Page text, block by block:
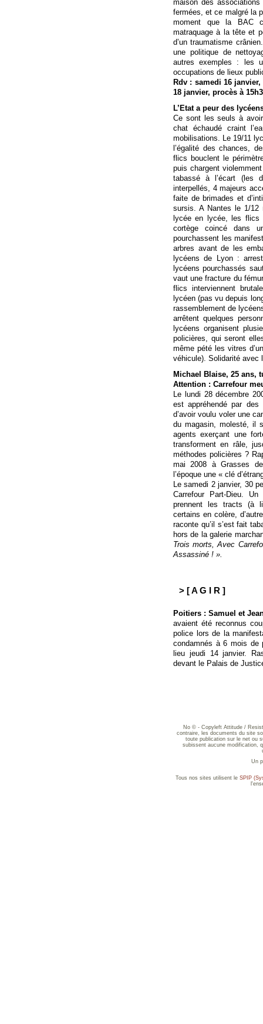
maison des
fermées, et ce malgré la
moment que la BAC
matraquage à la tête et
d’un traumatisme
une politique de
autres exemples : les
occupations de lieux
Rdv : samedi 16
18 janvier, procès à
L’Etat a peur des
Ce sont les seuls à
chat échaudé craint
mobilisations. Le 19/11
l’égalité des chances,
flics bouclent le
puis chargent
tabassé à l’écart (les
interpellés, 4 majeurs
faite de brimades et
sursis. A Nantes le 1/12
lycée en lycée, les flics
cortège coincé dans
pourchassent les
arbres avant de les
lycéens de Lyon :
lycéens pourchassés
vaut une fracture du
flics interviennent
lycéen (pas vu depuis
rassemblement de
arrêtent quelques
lycéens organisent
policières, qui seront
même pété les vitres
véhicule). Solidarité avec
Michael Blaise, 25 ans,
Attention : Carrefour
Le lundi 28 décembre
est appréhendé par
d’avoir voulu voler une
du magasin, molesté, il
agents exerçant une
transforment en râle,
méthodes policières ?
mai 2008 à Grasses de
l’époque une « clé
Le samedi 2 janvier, 30
Carrefour Part-Dieu.
prennent les tracts
certains en colère,
raconte qu’il s’est fait
hors de la galerie
Trois morts, Avec
Assassiné ! ».
> [ A G I R ]
Poitiers : Samuel et
avaient été reconnus
police lors de la
condamnés à 6 mois de
lieu jeudi 14 janvier.
devant le Palais de
No © - Copyleft Attitude /
contraire, les documents du site
toute publication sur le net ou
subissent aucune modification,
Un
Tous nos sites utilisent le SPIP